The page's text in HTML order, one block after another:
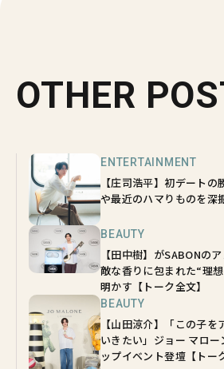
OTHER
ENTERTAINMENT
【庄司浩平】初デート
や最近のハマりものを深
BEAUTY
【田中樹】がSABONの
敵な香りに包まれた“理
明かす【トーク全文】
BEAUTY
【山田涼介】「この子
いきたい」ジョー マロ
ップイベント登壇【トー